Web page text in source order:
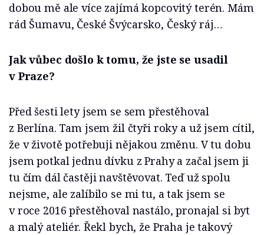
dobou mě ale více zajímá kopcovitý terén. Mám
rád Šumavu, České Švýcarsko, Český ráj…
Jak vůbec došlo k tomu, že jste se usadil
v Praze?
Před šesti lety jsem se sem přestěhoval
z Berlína. Tam jsem žil čtyři roky a už jsem cítil,
že v životě potřebuji nějakou změnu. V tu dobu
jsem potkal jednu dívku z Prahy a začal jsem ji
tu čím dál častěji navštěvovat. Teď už spolu
nejsme, ale zalíbilo se mi tu, a tak jsem se
v roce 2016 přestěhoval nastálo, pronajal si byt
a malý ateliér. Řekl bych, že Praha je takový